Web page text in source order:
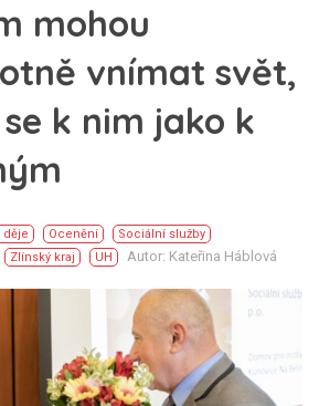
mohou
vnímat svět,
k nim jako k
děje Ocenění
Sociální služby
Zlínský kraj UH Autor: Kateřina Háblová